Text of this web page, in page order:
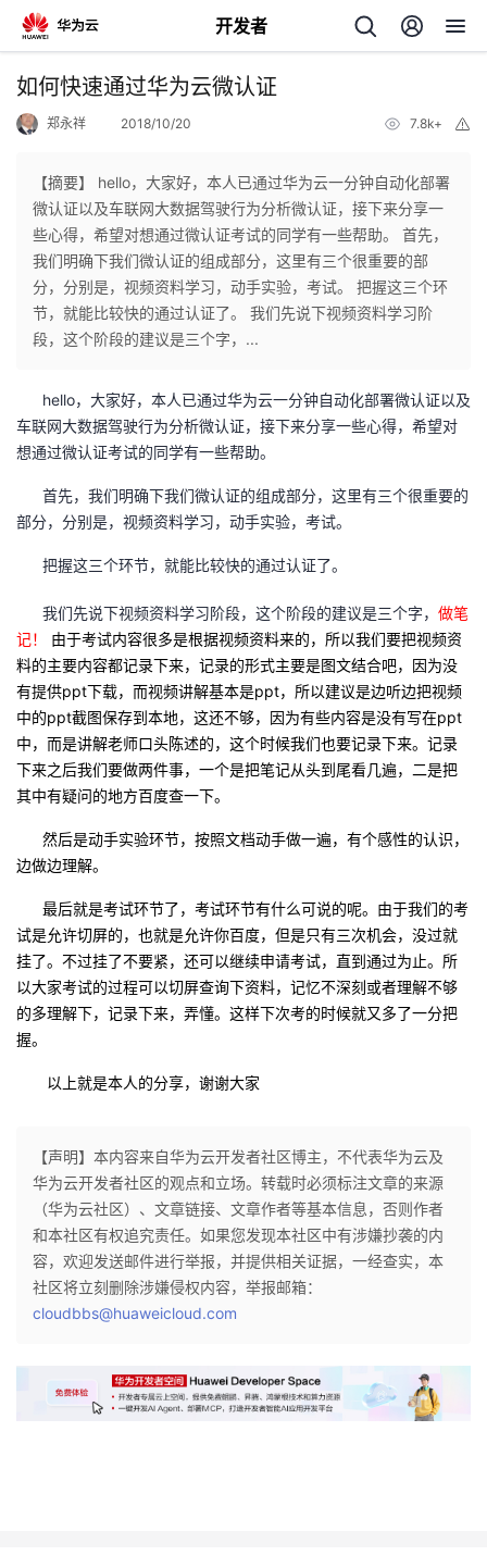
开发者
返
个
人
页
我
开
者
我
的
博
客
我
的
论
坛
我
的
圈
子
我
的
直
我
的
动
我
关
注
的
发
学
堂
我
的
课
我
的
证
我
实
验
的
收
我
Programs
的
持
我
的
技
术
持
我
的
云
建
议
如何快速通过华为云微认证
郑永祥 2018/10/20 7.8k+
【摘要】 hello，大家好，本人已通过华为云一分钟自动化部署
微认证以及车联网大数据驾驶行为分析微认证，接下来分享一
些心得，希望对想通过微认证考试的同学有一些帮助。 首先，
我们明确下我们微认证的组成部分，这里有三个很重要的部
分，分别是，视频资料学习，动手实验，考试。 把握这三个环
节，就能比较快的通过认证了。 我们先说下视频资料学习阶
段，这个阶段的建议是三个字，...
hello，大家好，本人已通过华为云一分钟自动化部署微认证以及
车联网大数据驾驶行为分析微认证，接下来分享一些心得，希望对
想通过微认证考试的同学有一些帮助。
首先，我们明确下我们微认证的组成部分，这里有三个很重要的
部分，分别是，视频资料学习，动手实验，考试。
把握这三个环节，就能比较快的通过认证了。
我们先说下视频资料学习阶段，这个阶段的建议是三个字， 做笔
记！ 由于考试内容很多是根据视频资料来的，所以我们要把视频资
料的主要内容都记录下来，记录的形式主要是图文结合吧，因为没
有提供ppt下载，而视频讲解基本是ppt，所以建议是边听边把视频
中的ppt截图保存到本地，这还不够，因为有些内容是没有写在ppt
中，而是讲解老师口头陈述的，这个时候我们也要记录下来。记录
下来之后我们要做两件事，一个是把笔记从头到尾看几遍，二是把
其中有疑问的地方百度查一下。
然后是动手实验环节，按照文档动手做一遍，有个感性的认识，
边做边理解。
最后就是考试环节了，考试环节有什么可说的呢。由于我们的考
试是允许切屏的，也就是允许你百度，但是只有三次机会，没过就
挂了。不过挂了不要紧，还可以继续申请考试，直到通过为止。所
以大家考试的过程可以切屏查询下资料，记忆不深刻或者理解不够
的多理解下，记录下来，弄懂。这样下次考的时候就又多了一分把
握。
以上就是本人的分享，谢谢大家
【声明】本内容来自华为云开发者社区博主，不代表华为云及
华为云开发者社区的观点和立场。转载时必须标注文章的来源
（华为云社区）、文章链接、文章作者等基本信息，否则作者
和本社区有权追究责任。如果您发现本社区中有涉嫌抄袭的内
容，欢迎发送邮件进行举报，并提供相关证据，一经查实，本
社区将立刻删除涉嫌侵权内容，举报邮箱：
cloudbbs@huaweicloud.com